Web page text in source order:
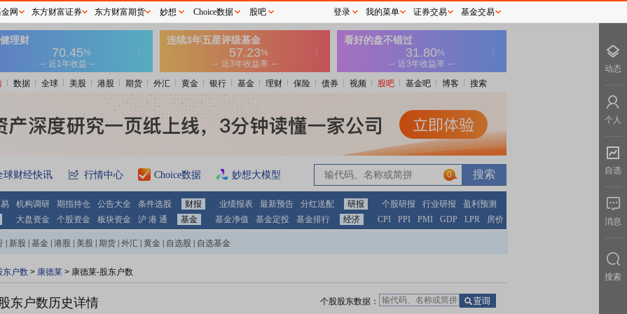
数据 全球 美股 港股 期货 外汇 黄金 银行 基金 理财 保险 债券 视频 股吧 基金吧 博客 搜索
球财经快讯 行情中心 Choice数据 妙想大模型 0
机构调研 期指持仓 公告大全 条件选股 财报 业绩报表 最新预告 分红送配 研报 个股研报 行业研报
盈利预测
大盘资金 个股资金 板块资金 沪 港 通 基金 基金净值 基金定投 基金排行 经济 CPI PPI PMI GDP LPR 房价
新股 基金 港股 美股 期货 外汇 黄金 自选股 自选基金
东户数 > 康德莱 > 康德莱-股东户数
股东户数历史详情 个股股东数据：
网 东方财富证券 东方财富期货 妙想 Choice数据 股吧 登录 我的菜单 证券交易 基金交易
动态
个人
自选
消息
搜索